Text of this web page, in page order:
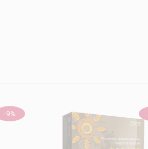
-9%